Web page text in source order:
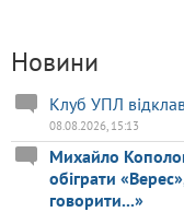
Новини
Клуб УПЛ
08.08.2026, 15:13
Михайло
обіграти
говорити...»